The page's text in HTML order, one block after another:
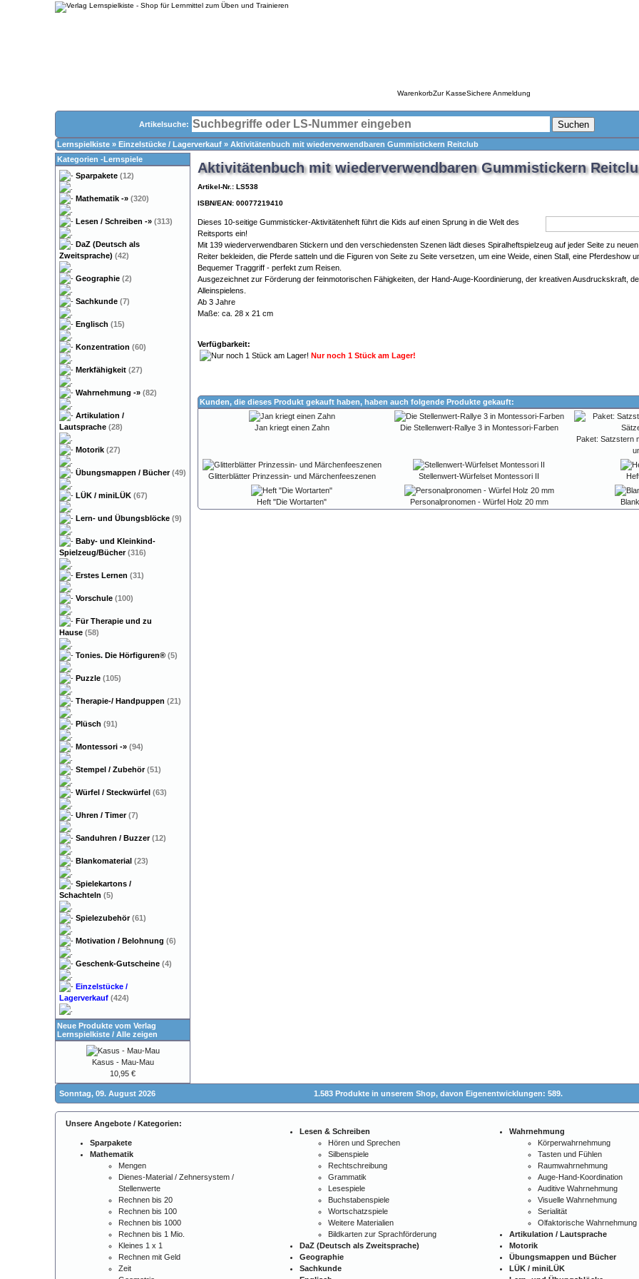
WarenkorbZur KasseSichere Anmeldung
Artikelsuche: Suchen
Lernspielkiste » Einzelstücke / Lagerverkauf » Aktivitätenbuch mit wiederverwendbaren Gummistickern Reitclub
Aktivitätenbuch mit wiederverwendbaren Gummistickern
Artikel-Nr.: LS538
ISBN/EAN: 00077219410
Dieses 10-seitige Gummisticker-Aktivitätenheft führt die Kids auf einen Sprung in die Welt des
Reitsports ein!
Mit 139 wiederverwendbaren Stickern und den verschiedensten Szenen lädt dieses Spiralheftspielzeug auf jeder Seite zu
Reiter bekleiden, die Pferde satteln und die Figuren von Seite zu Seite versetzen, um eine Weide, einen Stall, eine Pferdeshow
Bequemer Traggriff - perfekt zum Reisen.
Ausgezeichnet zur Förderung der feinmotorischen Fähigkeiten, der Hand-Auge-Koordinierung, der kreativen Ausdruckskraft,
Alleinspielens.
Ab 3 Jahre
Maße: ca. 28 x 21 cm
Verfügbarkeit:
Nur noch 1 Stück am Lager!
Kunden, die dieses Produkt gekauft haben, haben auch folgende Produkte gekauft:
Jan kriegt einen Zahn
Die Stellenwert-Rallye 3 in Montessori-Farben
Paket: Satzstern
Glitterblätter Prinzessin- und Märchenfeeszenen Stellenwert-Würfelset Montessori II
Heft "Die Wortarten" Personalpronomen - Würfel Holz 20 mm
Kategorien -Lernspiele
Sparpakete (12)
Mathematik -» (320)
Lesen / Schreiben -» (313)
DaZ (Deutsch als
Zweitsprache) (42)
Geographie (2)
Sachkunde (7)
Englisch (15)
Konzentration (60)
Merkfähigkeit (27)
Wahrnehmung -» (82)
Artikulation /
Lautsprache (28)
Motorik (27)
Übungsmappen / Bücher(49)
LÜK / miniLÜK (67)
Lern- und Übungsblöcke (9)
Baby- und Kleinkind-
Spielzeug/Bücher(316)
Erstes Lernen (31)
Vorschule (100)
Für Therapie und zu
Hause (58)
Tonies. Die Hörfiguren® (5)
Puzzle (105)
Therapie-/ Handpuppen (21)
Plüsch (91)
Montessori -» (94)
Stempel / Zubehör(51)
Würfel / Steckwürfel (63)
Uhren / Timer(7)
Sanduhren / Buzzer(12)
Blankomaterial (23)
Spielekartons /
Schachteln (5)
Spielezubehör(61)
Motivation / Belohnung (6)
Geschenk-Gutscheine (4)
Einzelstücke /
Lagerverkauf (424)
Neue Produkte vom Verlag
Lernspielkiste / Alle zeigen
Kasus - Mau-Mau
10,95 €
Sonntag, 09. August 2026 1.583 Produkte in unserem Shop, davon Eigenentwicklungen: 589.
Unsere Angebote / Kategorien:
Sparpakete
Mathematik
Mengen
Dienes-Material / Zehnersystem /
Stellenwerte
Rechnen bis 20
Rechnen bis 100
Rechnen bis 1000
Rechnen bis 1 Mio.
Kleines 1 x 1
Rechnen mit Geld
Zeit
Lesen & Schreiben
Hören und Sprechen
Silbenspiele
Rechtschreibung
Grammatik
Lesespiele
Buchstabenspiele
Wortschatzspiele
Weitere Materialien
Bildkarten zur Sprachförderung
DaZ (Deutsch als Zweitsprache)
Geographie
Sachkunde
Wahrnehmung
Körperwahrnehmung
Tasten und Fühlen
Raumwahrnehmung
Auge-Hand-Koordination
Auditive Wahrnehmung
Visuelle Wahrnehmung
Serialität
Olfaktorische Wahrnehmung
Artikulation / Lautsprache
Motorik
Übungsmappen und Bücher
LÜK / miniLÜK